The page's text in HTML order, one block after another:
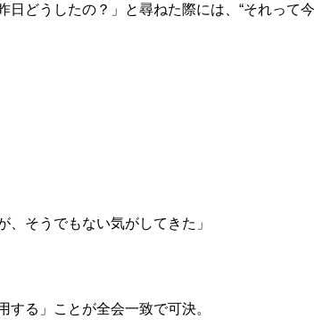
どうしたの？」と尋ねた際には、“それって
そうでもない気がしてきた」
る」ことが全会一致で可決。